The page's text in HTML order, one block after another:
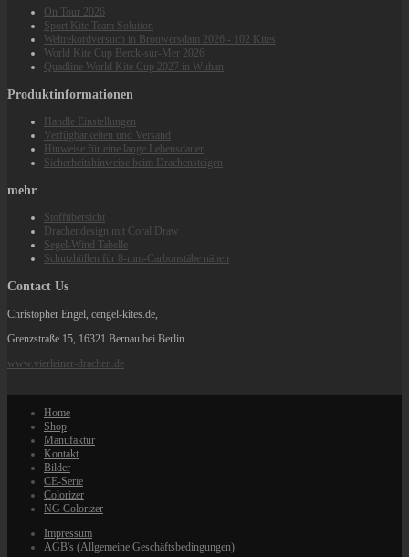
On Tour 2026
Sport Kite Team Solution
Weltrekordversuch in Brouwersdam 2026 - 102 Kites
World Kite Cup Berck‑sur‑Mer 2026
Quadline World Kite Cup 2027 in Wuhan
Produktinformationen
Handle Einstellungen
Verfügbarkeiten und Versand
Hinweise für eine lange Lebensdauer
Sicherheitshinweise beim Drachensteigen
mehr
Stoffübersicht
Drachendesign mit Coral Draw
Segel-Wind Tabelle
Schutzhüllen für 8-mm-Carbonstäbe nähen
Contact Us
Christopher Engel, cengel-kites.de,
Grenzstraße 15, 16321 Bernau bei Berlin
www.vierleiner-drachen.de
Home
Shop
Manufaktur
Kontakt
Bilder
CE-Serie
Colorizer
NG Colorizer
Impressum
AGB's (Allgemeine Geschäftsbedingungen)